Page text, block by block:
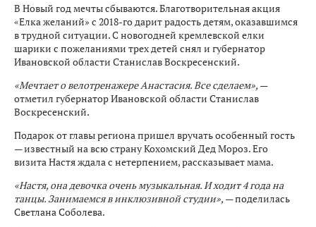
В Новый год мечты сбываются. Благотворительная акция
«Елка желаний» с 2018-го дарит радость детям, оказавшимся
в трудной ситуации. С новогодней кремлевской елки
шарики с пожеланиями трех детей снял и губернатор
Ивановской области Станислав Воскресенский.
«Мечтает о велотренажере Анастасия. Все сделаем», —
отметил губернатор Ивановской области Станислав
Воскресенский.
Подарок от главы региона пришел вручать особенный гость
— известный на всю страну Кохомский Дед Мороз. Его
визита Настя ждала с нетерпением, рассказывает мама.
«Настя, она девочка очень музыкальная. И ходит 4 года на
танцы. Занимаемся в инклюзивной студии», — поделилась
Светлана Соболева.